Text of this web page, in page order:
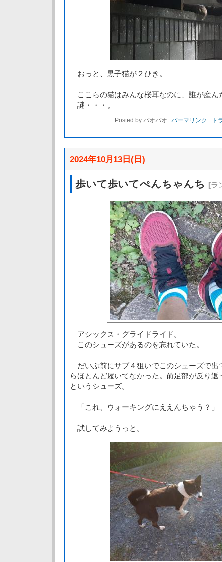
おっと、黒子猫が２ひき。
ここらの猫はみんな桜耳なのに、誰が産ん
謎・・・。
Posted by パオパオ パーマリンク ト
2024年10月13日(日)
歩いて歩いてぺんちゃんち [ラ
アシックス・グライドライド。
このシューズがあるのを忘れていた。
だいぶ前にサブ４狙いでこのシューズで出
らほとんど履いてなかった。前足部が反り
というシューズ。
「これ、ウォーキングにええんちゃう？」
試してみようっと。